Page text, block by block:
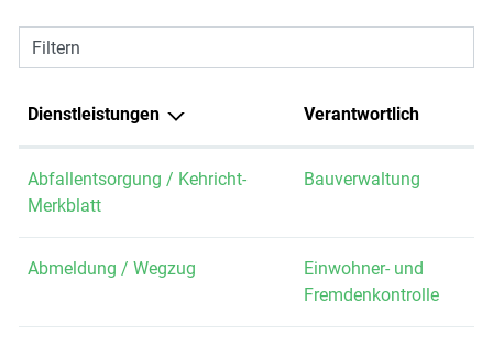
Filtern
Dienstleistungen Verantwortlich
Abfallentsorgung / Kehricht-
Merkblatt
Bauverwaltung
Abmeldung / Wegzug
Einwohner- und
Fremdenkontrolle